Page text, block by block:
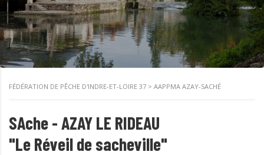
FÉDÉRATION DE PÊCHE D'INDRE-ET-LOIRE 37 > AAPPMA AZAY-SACHÉ
SAche - AZAY LE RIDEAU
"Le Réveil de sacheville"